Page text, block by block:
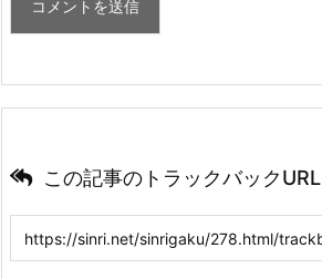
この記事のトラックバックURL